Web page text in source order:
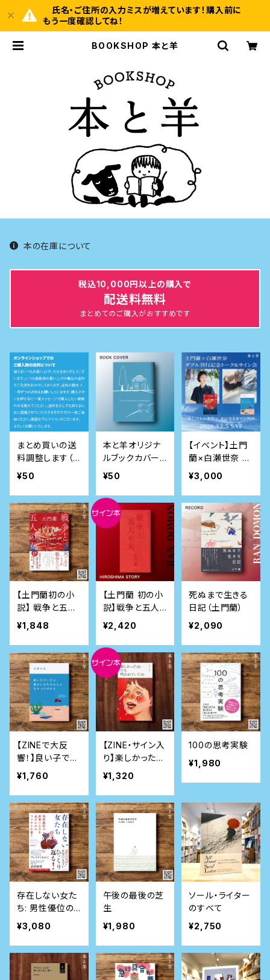
氏名・ご住所の入力ミスが増えています！購入前に
もう一度確認してね！
BOOKSHOP 本と羊
本の在庫について
税込10,000円以上の購入で
配送料無料
まとめてのご購入がおすすめです
まとめ買いの送
料調整します（お
読みください）
¥50
本と羊オリジナ
ルブックカバー
（カバーのみの
¥50
【イベント】土門
蘭×白瀬世奈
ダブル刊行記念
トーク&サイン会
¥3,000
【土門蘭初の小
説】 戦争と五人
の女 （河出書房
新社版）
¥1,848
【土門蘭 初の小
説】戦争と五人
の女（サイン本）
京都文鳥社版
¥2,420
死ぬまで生きる
日記（土門蘭）
¥2,090
【ZINEで大反
響！】良い子でい
たら幸せになれ
るんじゃなかっ
たのかよ（単行
本）
¥1,760
【ZINE・サイン入
り】楽しかったね
でも 呪われてい
たね
¥1,320
100の思考実験
¥1,980
存在しない女た
ち: 男性優位の
世界にひそむ見
せかけのファク
トを暴く
¥3,080
午後の最後の芝
生
¥1,980
ソール・ライター
のすべて
¥2,750